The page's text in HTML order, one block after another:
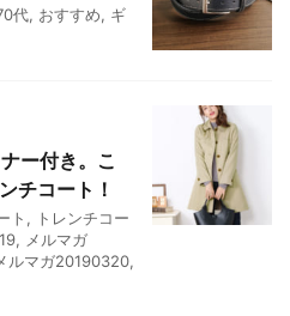
代, おすすめ, ギ
ー付き。こ
チコート！
ト , トレンチコー
, メルマガ
ルマガ20190320,